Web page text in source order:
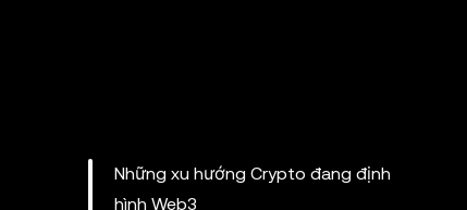
Những xu hướng Crypto đang định
hình Web3